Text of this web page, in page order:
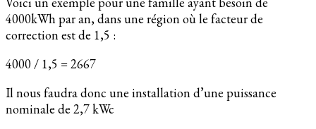
4000kWh par an, dans une région où le facteur de
correction est de 1,5 :
4000 / 1,5 = 2667
Il nous faudra donc une installation d’une puissance
nominale de 2,7 kWc